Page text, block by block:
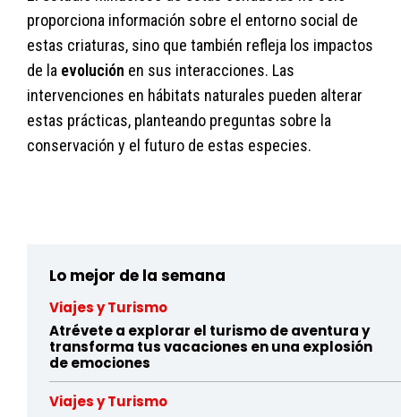
proporciona información sobre el entorno social de
estas criaturas, sino que también refleja los impactos
de la evolución en sus interacciones. Las
intervenciones en hábitats naturales pueden alterar
estas prácticas, planteando preguntas sobre la
conservación y el futuro de estas especies.
Lo mejor de la semana
Viajes y Turismo
Atrévete a explorar el turismo de aventura y
transforma tus vacaciones en una explosión
de emociones
Viajes y Turismo